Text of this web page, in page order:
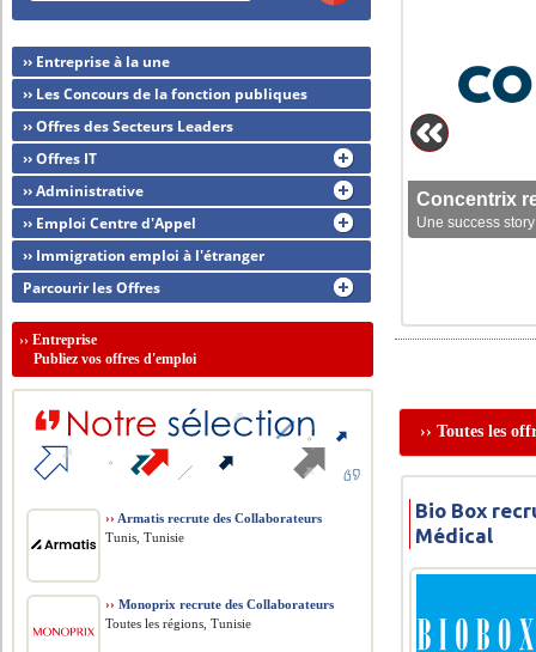
Concentrix
Une success
›› Toutes les
Bio Box
Médical
›› Entreprise à la une
›› Les Concours de la fonction publiques
›› Offres des Secteurs Leaders
›› Offres IT
›› Administrative
›› Emploi Centre d'Appel
›› Immigration emploi à l'étranger
Parcourir les Offres
››Entreprise
Publiez vos offres d'emploi
›› Armatis recrute des Collaborateurs
Tunis, Tunisie
›› Monoprix recrute des Collaborateurs
Toutes les régions, Tunisie